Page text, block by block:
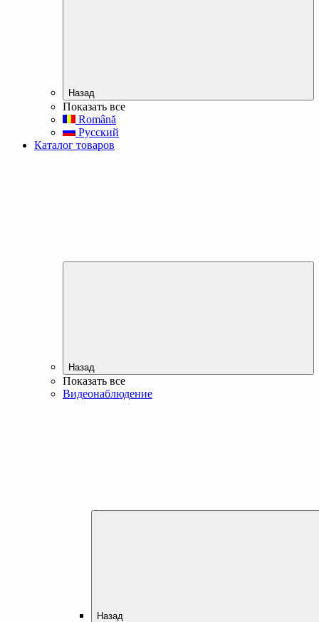
Назад
Показать все
Română
Русский
Каталог товаров
Назад
Показать все
Видеонаблюдение
Назад